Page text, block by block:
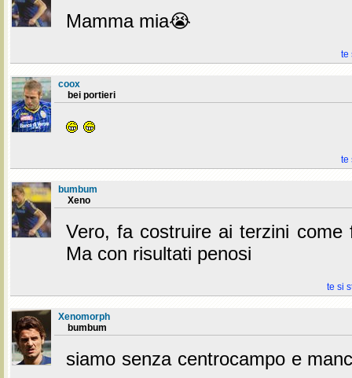
Mamma mia😭
te
coox
bei portieri
te
bumbum
Xeno
Vero, fa costruire ai terzini come
Ma con risultati penosi
te si
Xenomorph
bumbum
siamo senza centrocampo e